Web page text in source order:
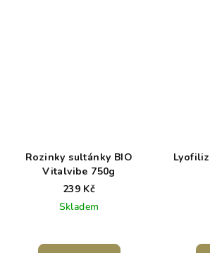
Rozinky sultánky BIO
Vitalvibe 750g
239 Kč
Skladem